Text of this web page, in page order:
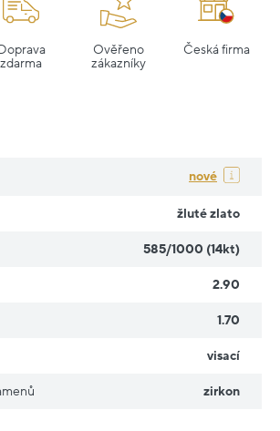
Doprava
zdarma
Ověřeno
zákazníky
Česká firma
nové
žluté zlato
585/1000 (14kt)
2.90
1.70
visací
zirkon